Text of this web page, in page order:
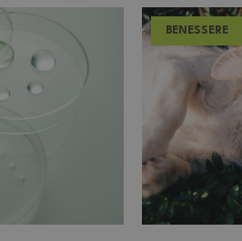
BENESSERE